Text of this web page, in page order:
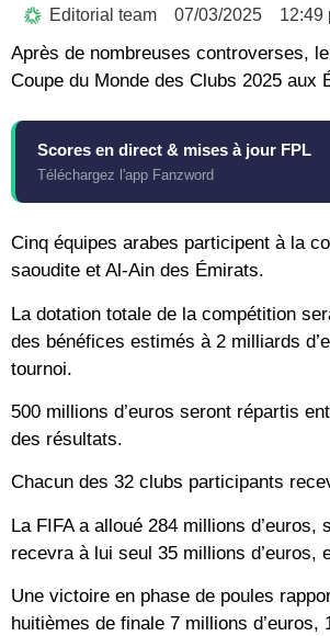
Editorial team 07/03/2025 12:49
Après de nombreuses controverses,
Coupe du Monde des Clubs 2025 aux
Scores en direct & mises à jour FPL
Téléchargez l'app Fanzword
Cinq équipes arabes participent à la
saoudite et Al-Ain des Émirats.
La dotation totale de la compétition
des bénéfices estimés à 2 milliards
tournoi.
500 millions d’euros seront répartis
des résultats.
Chacun des 32 clubs participants
La FIFA a alloué 284 millions
recevra à lui seul 35 millions
Une victoire en phase de poules
huitièmes de finale 7 millions